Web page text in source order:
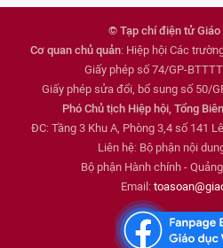
© Tạp chí điện tử Giáo
Cơ quan chủ quản: Hiệp hội Các
Giấy phép số 74/GP-
Giấy phép sửa đổi, bổ sung số 50/
Phó Chủ tịch Hiệp hội, Tổng
ĐC: Tầng 3 Khu A, Phòng 3,4 số 141
Liên hệ: Bộ phận nội
Bộ phận Hành chính -
Email: